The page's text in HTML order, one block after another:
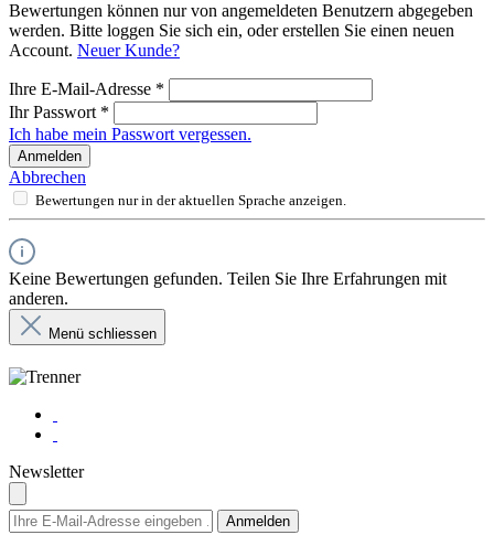
Bewertungen können nur von angemeldeten Benutzern abgegeben
werden. Bitte loggen Sie sich ein, oder erstellen Sie einen neuen
Account. Neuer Kunde?
Ihre E-Mail-Adresse *
Ihr Passwort *
Ich habe mein Passwort vergessen.
Anmelden
Abbrechen
Bewertungen nur in der aktuellen Sprache anzeigen.
Keine Bewertungen gefunden. Teilen Sie Ihre Erfahrungen mit
anderen.
Menü schliessen
Newsletter
Anmelden